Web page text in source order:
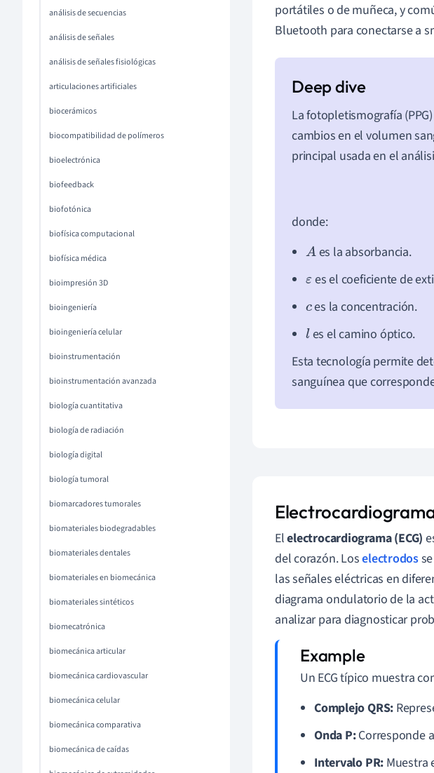
análisis de secuencias
análisis de señales
análisis de señales fisiológicas
articulaciones artificiales
biocerámicos
biocompatibilidad de polímeros
bioelectrónica
biofeedback
biofotónica
biofísica computacional
biofísica médica
bioimpresión 3D
bioingeniería
bioingeniería celular
bioinstrumentación
bioinstrumentación avanzada
biología cuantitativa
biología de radiación
biología digital
biología tumoral
biomarcadores tumorales
biomateriales biodegradables
biomateriales dentales
biomateriales en biomecánica
biomateriales sintéticos
biomecatrónica
biomecánica articular
biomecánica cardiovascular
biomecánica celular
biomecánica comparativa
biomecánica de caídas
portátiles o de muñeca, y
Bluetooth para conectarse a
La fotopletismografía
cambios en el volumen
principal usada en el
donde:
A es la absorbancia.
ε es el coeficiente de
ces la concentración.
les el camino óptico.
Esta tecnología permite
sanguínea que
Elelectrocardiograma (ECG)
del corazón. Loselectrodosse
las señales eléctricas en
diagrama ondulatorio de la
analizar para diagnosticar
Un ECG típico muestra
Complejo QRS:
Onda P:Corresponde
Intervalo PR: Muestra